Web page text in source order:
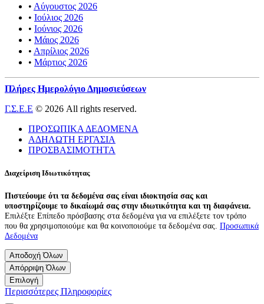
• Αύγουστος 2026
• Ιούλιος 2026
• Ιούνιος 2026
• Μάιος 2026
• Απρίλιος 2026
• Μάρτιος 2026
Πλήρες Ημερολόγιο Δημοσιεύσεων
Γ.Σ.Ε.Ε © 2026 All rights reserved.
ΠΡΟΣΩΠΙΚΑ ΔΕΔΟΜΕΝΑ
ΑΔΗΛΩΤΗ ΕΡΓΑΣΙΑ
ΠΡΟΣΒΑΣΙΜΟΤΗΤΑ
Διαχείριση Ιδιωτικότητας
Πιστεύουμε ότι τα δεδομένα σας είναι ιδιοκτησία σας και
υποστηρίζουμε το δικαίωμά σας στην ιδιωτικότητα και τη διαφάνεια.
Επιλέξτε Επίπεδο πρόσβασης στα δεδομένα για να επιλέξετε τον τρόπο
που θα χρησιμοποιούμε και θα κοινοποιούμε τα δεδομένα σας. Προσωπικά
Δεδομένα
Αποδοχή Όλων
Απόρριψη Όλων
Επιλογή
Περισσότερες Πληροφορίες